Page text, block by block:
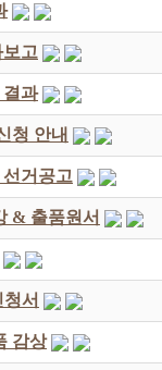
고
결과
청 안내
거공고
& 출품원서
서
감상